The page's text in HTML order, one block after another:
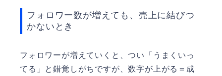
フォロワー数が増えても、売上に結びつ
かないとき
フォロワーが増えていくと、つい「うまくいっ
てる」と錯覚しがちですが、数字が上がる＝成